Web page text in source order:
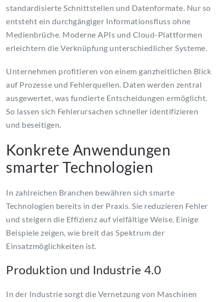
standardisierte Schnittstellen und Datenformate. Nur so
entsteht ein durchgängiger Informationsfluss ohne
Medienbrüche. Moderne APIs und Cloud-Plattformen
erleichtern die Verknüpfung unterschiedlicher Systeme.
Unternehmen profitieren von einem ganzheitlichen Blick
auf Prozesse und Fehlerquellen. Daten werden zentral
ausgewertet, was fundierte Entscheidungen ermöglicht.
So lassen sich Fehlerursachen schneller identifizieren
und beseitigen.
Konkrete Anwendungen
smarter Technologien
In zahlreichen Branchen bewähren sich smarte
Technologien bereits in der Praxis. Sie reduzieren Fehler
und steigern die Effizienz auf vielfältige Weise. Einige
Beispiele zeigen, wie breit das Spektrum der
Einsatzmöglichkeiten ist.
Produktion und Industrie 4.0
In der Industrie sorgt die Vernetzung von Maschinen